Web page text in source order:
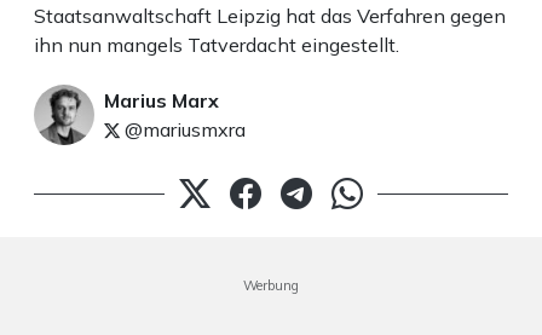
Staatsanwaltschaft Leipzig hat das Verfahren gegen
ihn nun mangels Tatverdacht eingestellt.
Marius Marx
@mariusmxra
Werbung